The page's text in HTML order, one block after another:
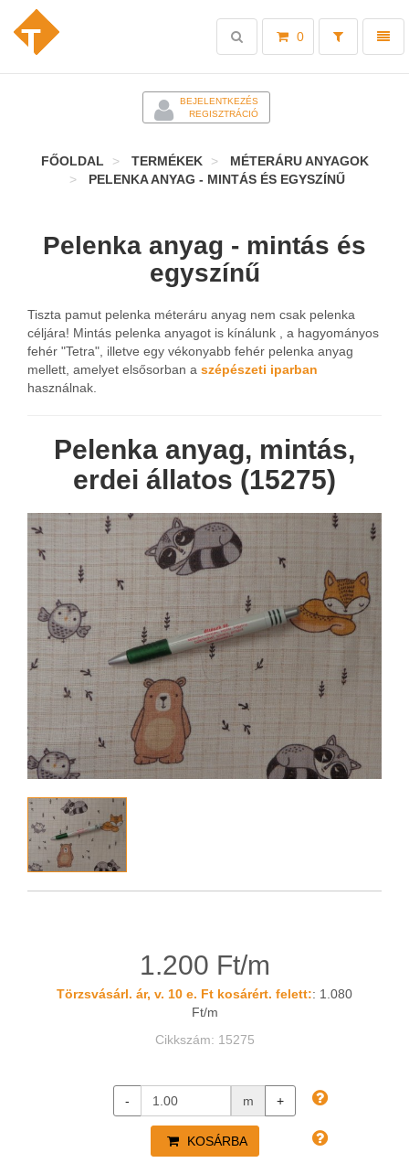
Toggle
0
Toggle
search
BEJELENTKEZÉS
REGISZTRÁCIÓ
FŐOLDAL TERMÉKEK
MÉTERÁRU ANYAGOK
PELENKA ANYAG - MINTÁS ÉS EGYSZÍNŰ
Pelenka anyag - mintás és
egyszínű
Tiszta pamut pelenka méteráru anyag nem csak pelenka
céljára! Mintás pelenka anyagot is kínálunk , a hagyományos
fehér "Tetra", illetve egy vékonyabb fehér pelenka anyag
mellett, amelyet elsősorban a szépészeti iparban
használnak.
Pelenka anyag, mintás,
erdei állatos (15275)
1.200 Ft/m
Törzsvásárl. ár, v. 10 e. Ft kosárért. felett:: 1.080
Ft/m
Cikkszám: 15275
- m +
KOSÁRBA